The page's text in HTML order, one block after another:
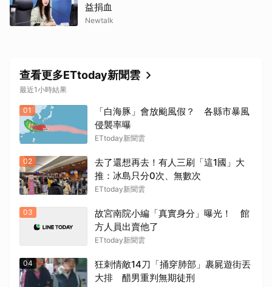
益捐血
Newtalk
查看更多ETtoday新聞雲
最近1小時結果
01
「白海豚」會放颱風假？ 各縣市暴風
侵襲率曝
ETtoday新聞雲
02
去了還想再去！有人三刷「這1國」大
推：冰島只分0次、無數次
ETtoday新聞雲
03
故宮南院小編「真實身分」曝光！ 館
方人員出賣他了
ETtoday新聞雲
04
狂刺情敵14刀「捅穿肺部」裹屍遊街丟
大排 醋男重判無期徒刑